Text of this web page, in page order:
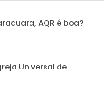
AQR é boa?
Universal de